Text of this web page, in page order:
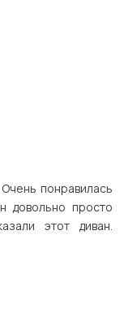
понравилась
довольно просто
этот диван.